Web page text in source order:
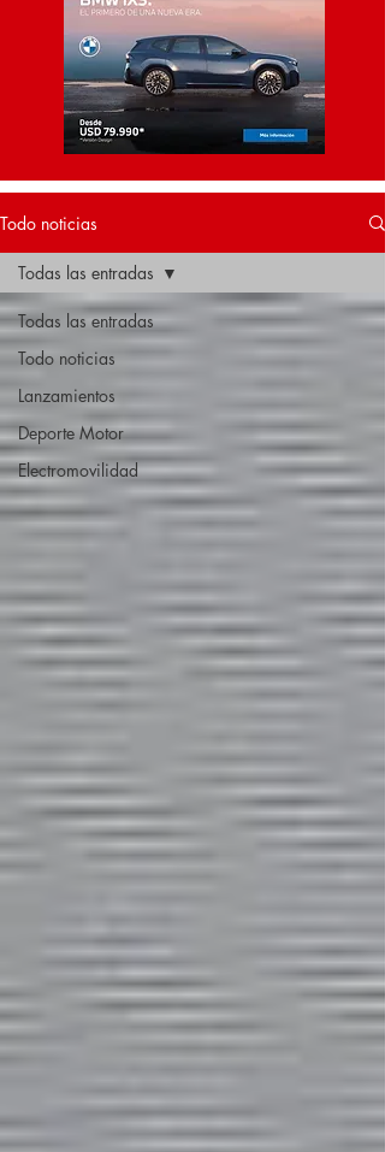
Todo noticias
Todas las entradas
Todo noticias
Lanzamientos
Deporte Motor
Electromovilidad
Todas las entradas